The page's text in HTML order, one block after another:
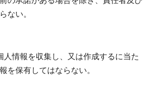
ない。
情報を収集し、又は作成するに当た
を保有してはならない。